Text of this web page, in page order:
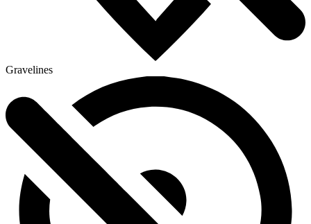
Gravelines